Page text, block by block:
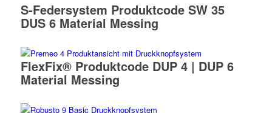
S-Federsystem Produktcode SW 35
DUS 6 Material Messing
FlexFix® Produktcode DUP 4 | DUP 6
Material Messing